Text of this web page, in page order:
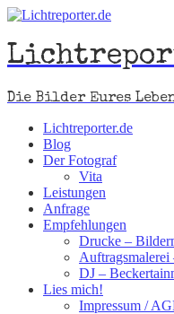
Die Bilder Eures
Lichtreporter.de
Blog
Der Fotograf
Vita
Leistungen
Anfrage
Empfehlungen
Drucke –
Auftragsmalerei
DJ –
Lies mich!
Impressum /